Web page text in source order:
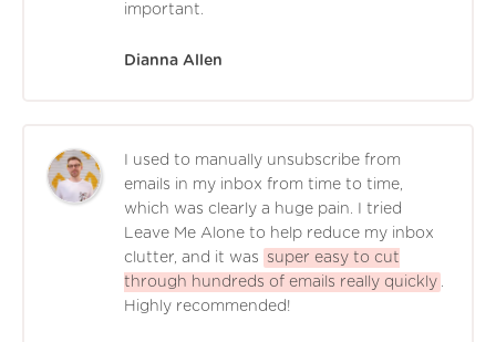
important.
Dianna Allen
I used to manually unsubscribe from
emails in my inbox from time to time,
which was clearly a huge pain. I tried
Leave Me Alone to help reduce my inbox
clutter, and it was
super easy to cut
through hundreds of emails really quickly .
Highly recommended!